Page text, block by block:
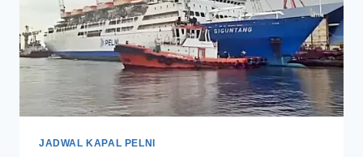
JADWAL KAPAL PELNI